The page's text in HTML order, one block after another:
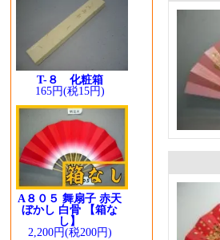
T-８ 化粧箱
165円(税15円)
A８０５ 舞扇子 赤天
ぼかし 白骨 【箱な
し】
2,200円(税200円)